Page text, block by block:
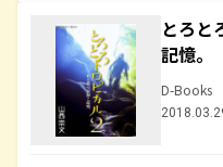
とろと
記憶
D-Books